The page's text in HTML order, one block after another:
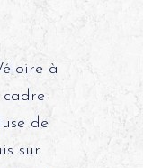
à
de
sur